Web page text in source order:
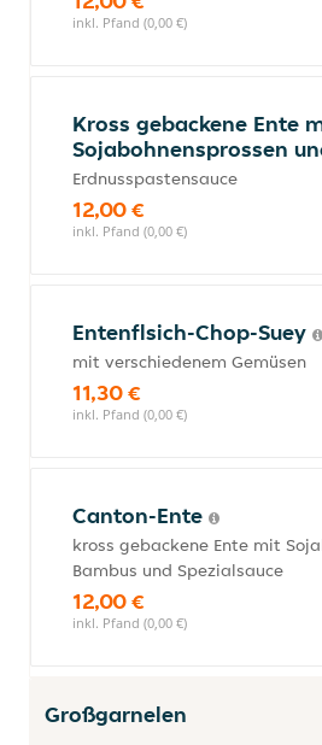
inkl. Pfand (0,00 €)
Kross gebackene Ente
Sojabohnensprossen
Erdnusspastensauce
12,00 €
inkl. Pfand (0,00 €)
Entenflsich-Chop-Suey
mit verschiedenem Gemüsen
11,30 €
inkl. Pfand (0,00 €)
Canton-Ente
kross gebackene Ente mit
Bambus und Spezialsauce
12,00 €
inkl. Pfand (0,00 €)
Großgarnelen